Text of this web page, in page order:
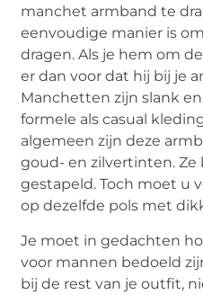
manchet armband te
eenvoudige manier is
dragen. Als je hem om
er dan voor dat hij bij je
Manchetten zijn slank
formele als casual
algemeen zijn deze
goud- en zilvertinten.
gestapeld. Toch moet u
op dezelfde pols met
Je moet in gedachten
voor mannen bedoeld
bij de rest van je outfit,